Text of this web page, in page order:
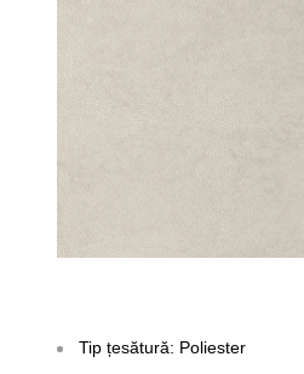
Tip țesătură: Poliester